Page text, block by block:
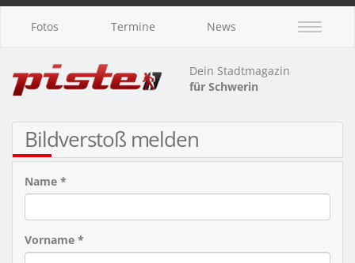
Fotos Termine News
Dein Stadtmagazin
für Schwerin
Bildverstoß melden
Name *
Vorname *